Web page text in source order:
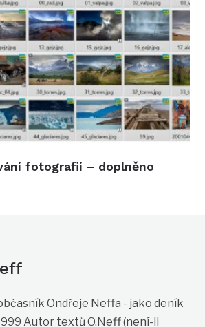
fotografií – doplněno
Ondřeje Neffa - jako deník
Autor textů O.Neff (není-li